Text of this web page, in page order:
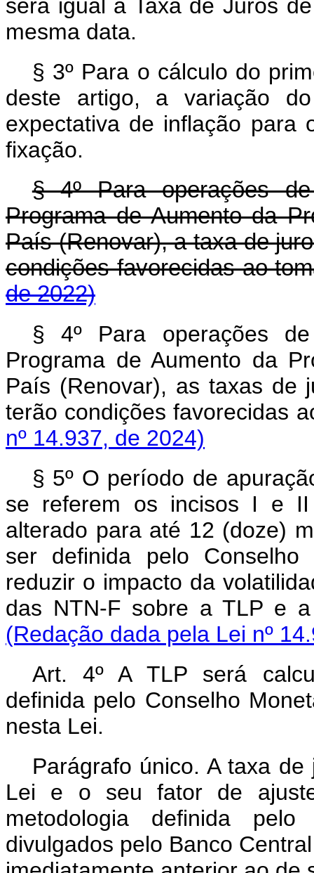
será igual à Taxa de Juros
mesma data.
§ 3º Para o cálculo do
deste artigo, a variação
expectativa de inflação para
fixação.
§ 4º Para operações
Programa de Aumento da
País (Renovar), a taxa de
condições favorecidas ao
de 2022)
§ 4º Para operações
Programa de Aumento da
País (Renovar), as taxas de
terão condições favorecidas
nº 14.937, de 2024)
§ 5º O período de
se referem os incisos I e
alterado para até 12 (doze)
ser definida pelo
reduzir o impacto da
das NTN-F sobre a TLP e
(Redação dada pela Lei nº
Art. 4º A TLP será
definida pelo Conselho
nesta Lei.
Parágrafo único. A taxa
Lei e o seu fator de
metodologia definida
divulgados pelo Banco